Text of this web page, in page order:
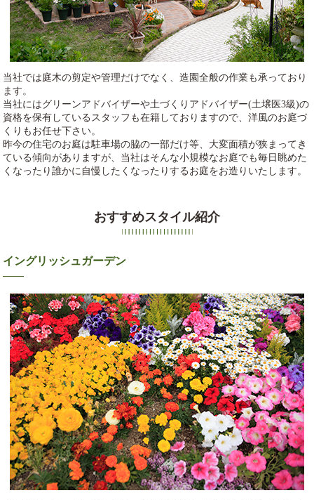
当社では庭木の剪定や管理だけでなく、造園全般の作業も承っており
ます。
当社にはグリーンアドバイザーや土づくりアドバイザー(土壌医3級)の
資格を保有しているスタッフも在籍しておりますので、洋風のお庭づ
くりもお任せ下さい。
昨今の住宅のお庭は駐車場の脇の一部だけ等、大変面積が狭まってき
ている傾向がありますが、当社はそんな小規模なお庭でも毎日眺めた
くなったり誰かに自慢したくなったりするお庭をお造りいたします。
おすすめスタイル紹介
イングリッシュガーデン